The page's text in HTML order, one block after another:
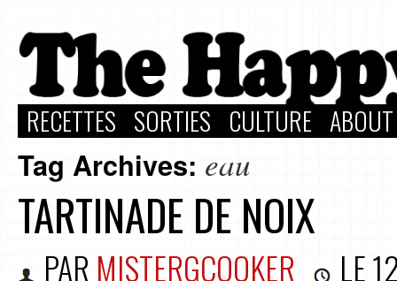
RECETTES SORTIES CULTURE
Tag Archives: eau
TARTINADE DE NOIX
PAR MISTERGCOOKER LE